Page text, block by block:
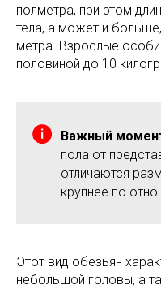
полметра, при этом
тела, а может и
метра. Взрослые
половиной до 10
Важный
пола от
отличаются
крупнее по
Этот вид обезьян
небольшой головы, а